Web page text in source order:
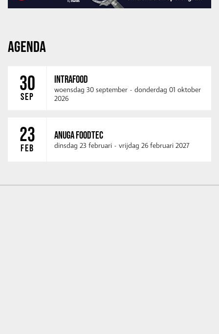
AGENDA
30
SEP
INTRAFOOD
woensdag 30 september - donderdag 01 oktober
2026
23
FEB
ANUGA FOODTEC
dinsdag 23 februari - vrijdag 26 februari 2027